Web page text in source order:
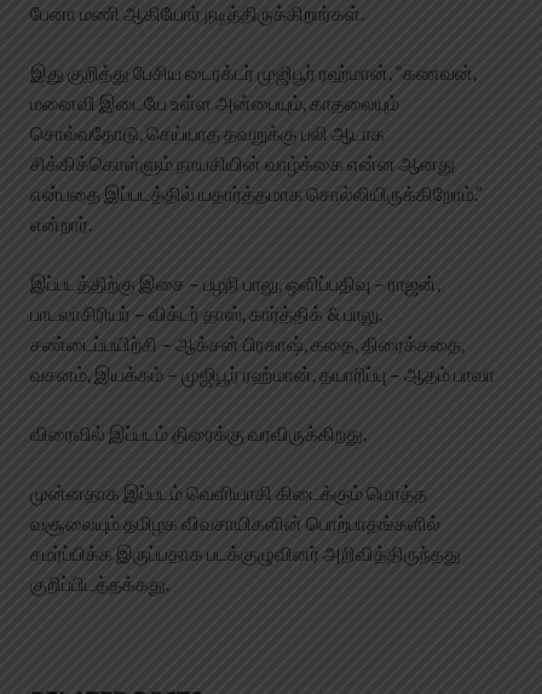
பேனா மணி ஆகியோர் நடித்திருக்கிறார்கள்.
இது குறித்து பேசிய டைரக்டர் முஜிபூர் ரஹ்மான், “கணவன்,
மனைவி இடையே உள்ள அன்பையும், காதலையும்
சொல்வதோடு, செய்யாத தவறுக்கு பலி ஆடாக
சிக்கிக்கொள்ளும் நாயகியின் வாழ்க்கை என்ன ஆனது
என்பதை இப்படத்தில் யதார்த்தமாக சொல்லியிருக்கிறோம்.”
என்றார்.
இப்படத்திற்கு இசை – பழநி பாலு, ஒளிப்பதிவு – ராஜன்,
பாடலாசிரியர் – விக்டர் தாஸ், கார்த்திக் & பாலு,
சண்டைப்பயிற்சி – ஆக்சன் பிரகாஷ், கதை, திரைக்கதை,
வசனம், இயக்கம் – முஜிபூர் ரஹ்மான், தயாரிப்பு – ஆதம் பாவா
விரைவில் இப்படம் திரைக்கு வரவிருக்கிறது.
முன்னதாக இப்படம் வெளியாகி கிடைக்கும் மொத்த
வசூலையும் தமிழக விவசாயிகளின் பொற்பாதங்களில்
சமர்ப்பிக்க இருப்பதாக படக்குழுவினர் அறிவித்திருந்தது
குறிப்பிடத்தக்கது.